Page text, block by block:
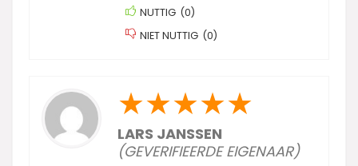
NUTTIG (0)
NIET NUTTIG (0)
★★★★★
LARS JANSSEN
(GEVERIFIEERDE EIGENAAR)